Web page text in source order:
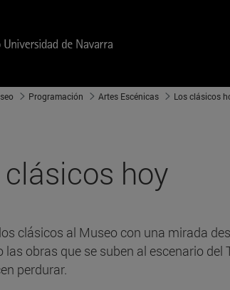
Programación Artes Escénicas Los clásicos
clásicos hoy
clásicos al Museo con una mirada
las obras que se suben al escenario
perdurar.